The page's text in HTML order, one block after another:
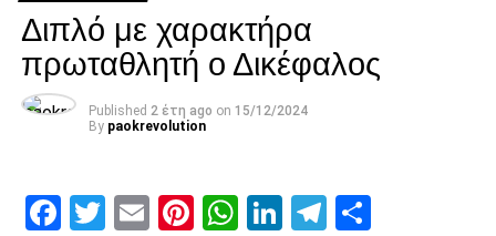
Διπλό με χαρακτήρα
πρωταθλητή ο Δικέφαλος
Published 2 έτη ago on 15/12/2024
By paokrevolution
Facebook
Twitter
EmailPinterest
WhatsApp
LinkedIn
Telegram